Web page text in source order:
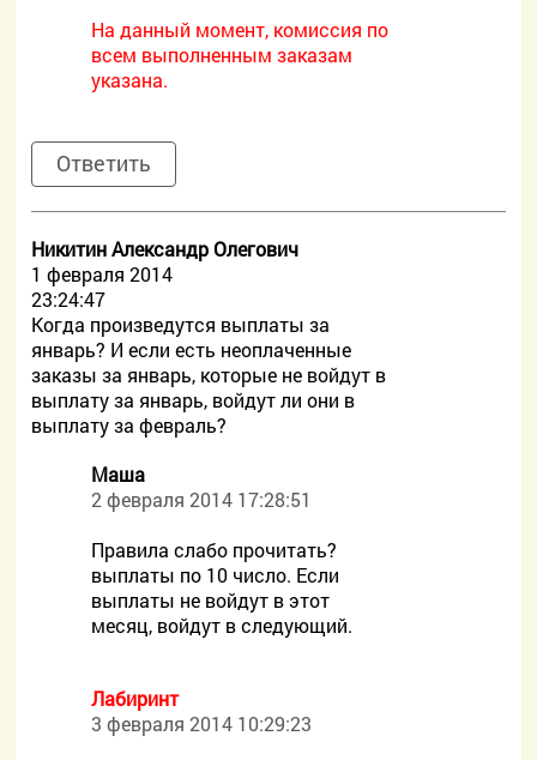
На данный момент, комиссия по
всем выполненным заказам
указана.
Ответить
Никитин Александр Олегович
1 февраля 2014
23:24:47
Когда произведутся выплаты за
январь? И если есть неоплаченные
заказы за январь, которые не войдут в
выплату за январь, войдут ли они в
выплату за февраль?
Маша
2 февраля 2014 17:28:51
Правила слабо прочитать?
выплаты по 10 число. Если
выплаты не войдут в этот
месяц, войдут в следующий.
Лабиринт
3 февраля 2014 10:29:23